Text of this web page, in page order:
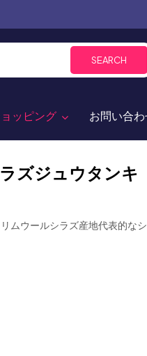
SEARCH
ッピング お問い合
ズジュウタンキ
ムウールシラズ産地代表的なシ